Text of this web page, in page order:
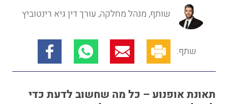
שותף, מנהל מחלקה, עורך דין גיא רינטוביץ
שתף:
תאונת אופנוע – כל מה שחשוב לדעת כדי